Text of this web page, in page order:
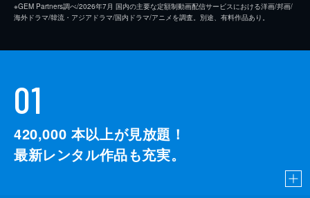
※GEM Partners調べ/2026年7⽉ 国内の主要な定額制動画配信サービスにおける洋画/邦画/
海外ドラマ/韓流・アジアドラマ/国内ドラマ/アニメを調査。別途、有料作品あり。
01
420,000 本以上が見放題！
最新レンタル作品も充実。